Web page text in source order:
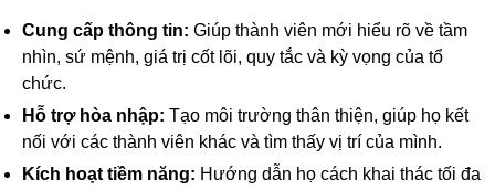
Cung cấp thông tin: Giúp thành viên mới hiểu rõ về tầm
nhìn, sứ mệnh, giá trị cốt lõi, quy tắc và kỳ vọng của tổ
chức.
Hỗ trợ hòa nhập: Tạo môi trường thân thiện, giúp họ kết
nối với các thành viên khác và tìm thấy vị trí của mình.
Kích hoạt tiềm năng: Hướng dẫn họ cách khai thác tối đa